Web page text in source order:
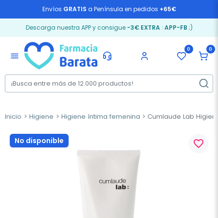
Envíos GRATIS a Península en pedidos +65€
Descarga nuestra APP y consigue -3€ EXTRA: APP-FB ;)
menu
0 0
Inicio Higiene Higiene íntima femenina Cumlaude Lab
No disponible favorite_border